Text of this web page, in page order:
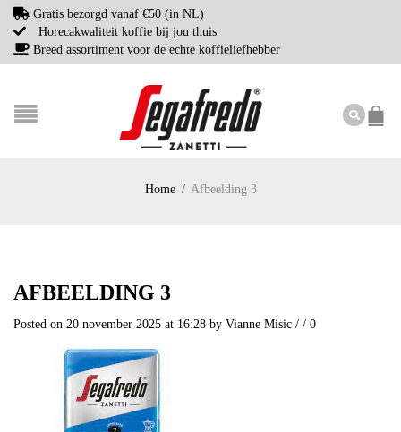
Gratis bezorgd vanaf €50 (in NL)
Horecakwaliteit koffie bij jou thuis
Breed assortiment voor de echte koffieliefhebber
Home / Afbeelding 3
AFBEELDING 3
Posted on 20 november 2025 at 16:28 by Vianne Misic / / 0